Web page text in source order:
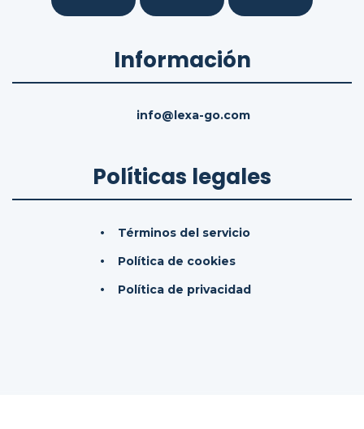
Información
info@lexa-go.com
Políticas legales
Términos del servicio
Política de cookies
Política de privacidad